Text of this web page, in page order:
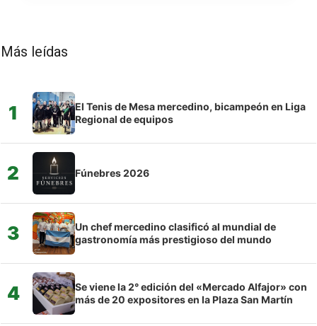
Más leídas
1
El Tenis de Mesa mercedino, bicampeón en Liga
Regional de equipos
2 Fúnebres 2026
3
Un chef mercedino clasificó al mundial de
gastronomía más prestigioso del mundo
4
Se viene la 2° edición del «Mercado Alfajor» con
más de 20 expositores en la Plaza San Martín